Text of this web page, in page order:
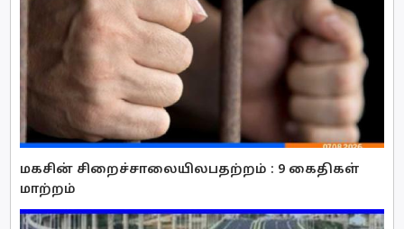
மகசின் சிறைச்சாலையிலபதற்றம் : 9 கைதிகள்
மாற்றம்